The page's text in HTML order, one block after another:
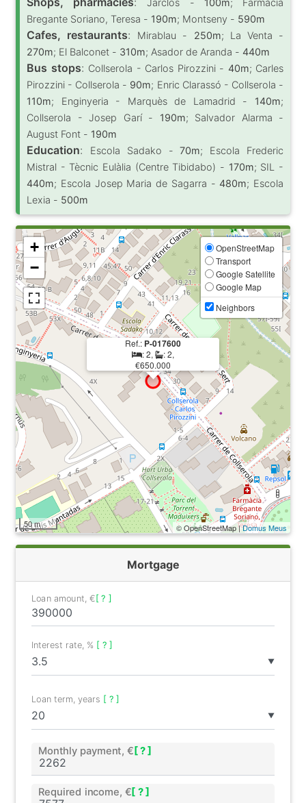
Bregante Soriano, Teresa - 190m; Montseny - 590m
Cafes, restaurants: Mirablau - 250m; La Venta -
270m; El Balconet - 310m; Asador de Aranda - 440m
Bus stops: Collserola - Carlos Pirozzini - 40m; Carles
Pirozzini - Collserola - 90m; Enric Clarassó - Collserola -
110m; Enginyeria - Marquès de Lamadrid - 140m;
Collserola - Josep Garí - 190m; Salvador Alarma -
August Font - 190m
Education: Escola Sadako -70m; Escola Frederic
Mistral - Tècnic Eulàlia (Centre Tibidabo) - 170m; SIL -
440m; Escola Josep Maria de Sagarra -480m; Escola
Lexia - 500m
Ref.: P-017600
: 2,
: 2,
€650.000
+
−
OpenStreetMap
Transport
Google Satellite
Google Map
Neighbors
50 m © OpenStreetMap |Domus Meus
Mortgage
Loan amount, €[ ? ]
▼
Interest rate, % [ ? ]
▼
Loan term, years [ ? ]
Monthly payment, € [ ? ]
Required income, €[ ? ]